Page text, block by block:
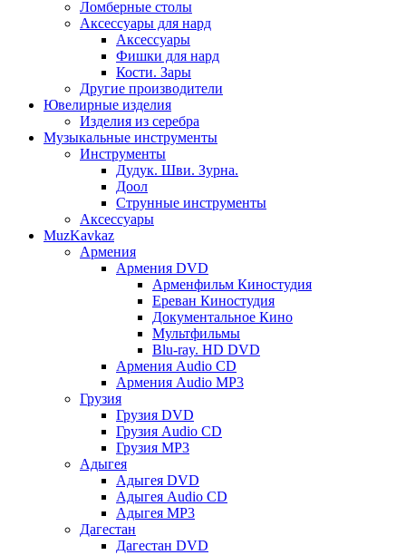
Ломберные столы
Аксессуары для нард
Аксессуары
Фишки для нард
Кости. Зары
Другие производители
Ювелирные изделия
Изделия из серебра
Музыкальные инструменты
Инструменты
Дудук. Шви. Зурна.
Доол
Струнные инструменты
Аксессуары
MuzKavkaz
Армения
Армения DVD
Арменфильм Киностудия
Ереван Киностудия
Документальное Кино
Мультфильмы
Blu-ray. HD DVD
Армения Audio CD
Армения Audio MP3
Грузия
Грузия DVD
Грузия Audio CD
Грузия MP3
Адыгея
Адыгея DVD
Адыгея Audio CD
Адыгея MP3
Дагестан
Дагестан DVD